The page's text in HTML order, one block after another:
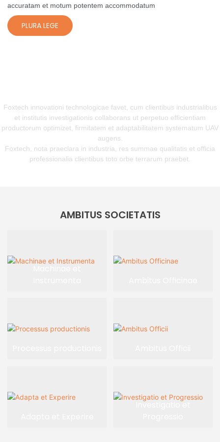
accuratam et motum potentem accommodatum
PLURA LEGE
Foxtech innovationi technologicae favet, cum clientibus industrialibus
et institutis investigationis collaborans ut perpetuo efficientiam
productorum optimizet, firmitatem et adaptabilitatem systematum UAV
augens.
Foxtech, nota praeclara in industria, res summae qualitatis et officia
professionalia clientibus toto orbe terrarum praebet.
AMBITUS SOCIETATIS
Investigatio et